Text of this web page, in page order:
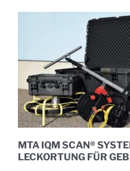
MTA IQM SCAN®
LECKORTUNG FÜR